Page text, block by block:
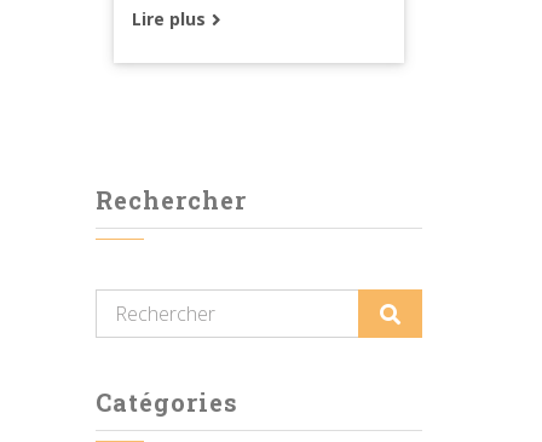
Lire plus
Rechercher
Catégories